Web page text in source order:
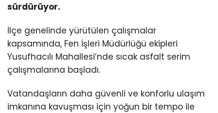
sürdürüyor.
İlçe genelinde yürütülen çalışmalar
kapsamında, Fen İşleri Müdürlüğü ekipleri
Yusufhacılı Mahallesi’nde sıcak asfalt serim
çalışmalarına başladı.
Vatandaşların daha güvenli ve konforlu ulaşım
imkanına kavuşması için yoğun bir tempo ile